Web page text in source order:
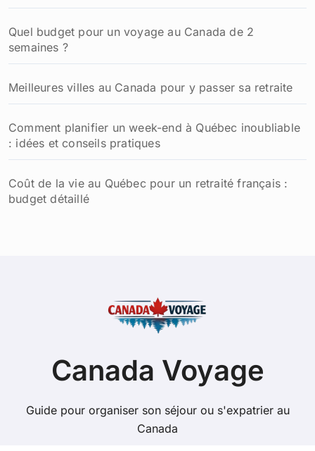
Quel budget pour un voyage au Canada de 2
semaines ?
Meilleures villes au Canada pour y passer sa retraite
Comment planifier un week-end à Québec inoubliable
: idées et conseils pratiques
Coût de la vie au Québec pour un retraité français :
budget détaillé
Canada Voyage
Guide pour organiser son séjour ou s'expatrier au
Canada